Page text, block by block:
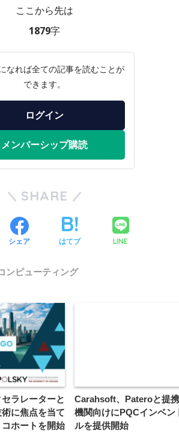
ここから先は
1879字
なれば全ての記事を読むことが
できます。
ログイン
メンバーシップ購読
SHARE
シェア はてブ LINE
ンピューティング
ラレーターと
に焦点を当て
ホートを開始
Carahsoft、Pateroと提
機関向けにPQCインベン
ルを提供開始